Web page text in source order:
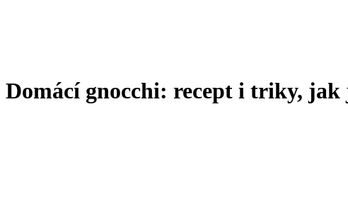
Domácí gnocchi: recept i triky, jak